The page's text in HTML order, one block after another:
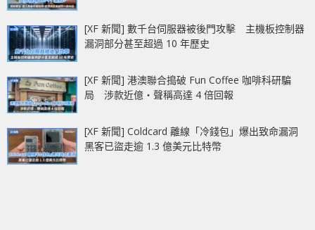
[XF 新聞] 數千台伺服器被後門攻擊 主機板控制器
漏洞部分甚至超過 10 年歷史
[XF 新聞] 港澳聯合搗破 Fun Coffee 咖啡科研騙
局 涉款近億‧聲稱高達 4 倍回報
[XF 新聞] Coldcard 離線「冷錢包」爆出致命漏洞
黑客已盜走逾 1.3 億美元比特幣